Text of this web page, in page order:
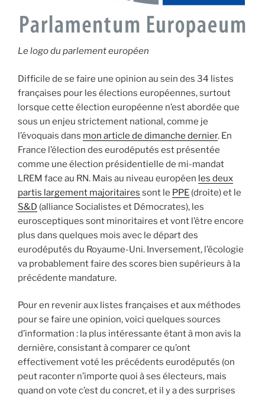
Le logo du parlement européen
Difficile de se faire une opinion au sein des 34 listes
françaises pour les élections européennes, surtout
lorsque cette élection européenne n’est abordée que
sous un enjeu strictement national, comme je
l’évoquais dans mon article de dimanche dernier. En
France l’élection des eurodéputés est présentée
comme une élection présidentielle de mi-mandat
LREM face au RN. Mais au niveau européen les deux
partis largement majoritaires sont le PPE (droite) et le
S&D (alliance Socialistes et Démocrates), les
eurosceptiques sont minoritaires et vont l’être encore
plus dans quelques mois avec le départ des
eurodéputés du Royaume-Uni. Inversement, l’écologie
va probablement faire des scores bien supérieurs à la
précédente mandature.
Pour en revenir aux listes françaises et aux méthodes
pour se faire une opinion, voici quelques sources
d’information : la plus intéressante étant à mon avis la
dernière, consistant à comparer ce qu’ont
effectivement voté les précédents eurodéputés (on
peut raconter n’importe quoi à ses électeurs, mais
quand on vote c’est du concret, et il y a des surprises